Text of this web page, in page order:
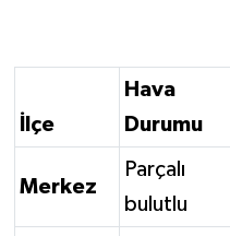
İlçe
Hava
Durumu
Merkez
Parçalı
bulutlu